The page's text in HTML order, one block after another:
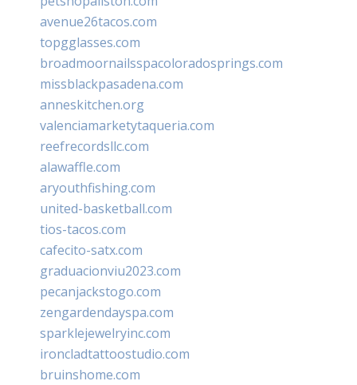
avenue26tacos.com
topgglasses.com
broadmoornailsspacoloradosprings.com
missblackpasadena.com
anneskitchen.org
valenciamarketytaqueria.com
reefrecordsllc.com
alawaffle.com
aryouthfishing.com
united-basketball.com
tios-tacos.com
cafecito-satx.com
graduacionviu2023.com
pecanjackstogo.com
zengardendayspa.com
sparklejewelryinc.com
ironcladtattoostudio.com
bruinshome.com